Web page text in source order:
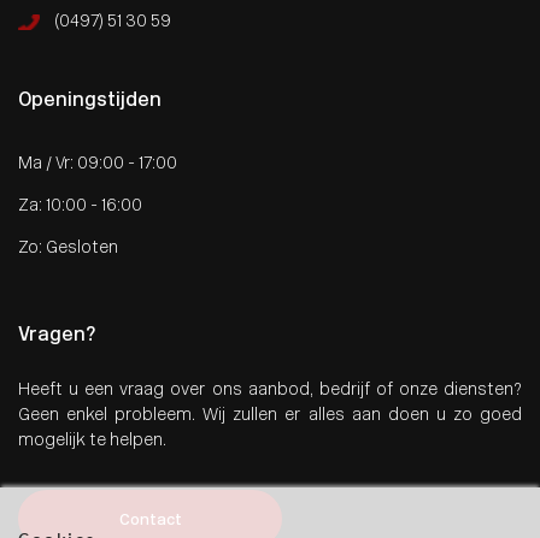
(0497) 51 30 59
Openingstijden
Ma / Vr: 09:00 - 17:00
Za: 10:00 - 16:00
Zo: Gesloten
Vragen?
Heeft u een vraag over ons aanbod, bedrijf of onze diensten?
Geen enkel probleem. Wij zullen er alles aan doen u zo goed
mogelijk te helpen.
Contact